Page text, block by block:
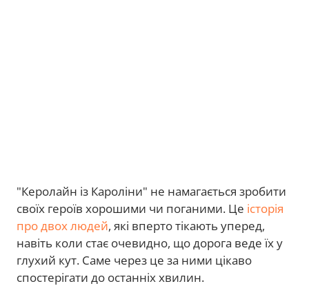
"Керолайн із Кароліни" не намагається зробити
своїх героїв хорошими чи поганими. Це історія
про двох людей, які вперто тікають уперед,
навіть коли стає очевидно, що дорога веде їх у
глухий кут. Саме через це за ними цікаво
спостерігати до останніх хвилин.